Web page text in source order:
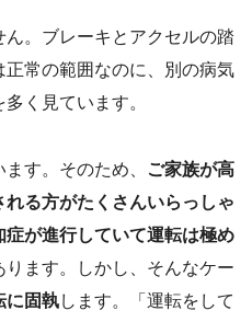
。ブレーキとアクセルの踏
常の範囲なのに、別の病気
く見ています。
す。そのため、
ご家族が高
る方がたくさんいらっしゃ
症が進行していて運転は極め
ります。しかし、そんなケー
に固執します。「運転をして